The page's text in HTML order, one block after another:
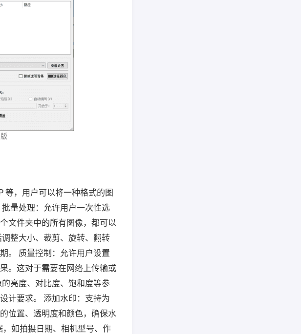
等，用户可以将一种格式的图
量处理：允许用户一次性选
文件夹中的所有图像，都可以
整大小、裁剪、旋转、翻转
。 质量控制：允许用户设置
。这对于需要在网络上传输或
亮度、对比度、饱和度等参
计要求。 添加水印：支持为
位置、透明度和颜色，确保水
，如拍摄日期、相机型号、作